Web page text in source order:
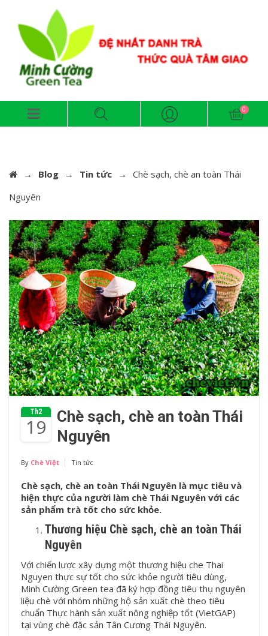
→ Blog → Tin tức →
Chè sạch, chè an toàn Thái
Nguyên
Th2
19
Chè sạch, chè an toàn Thái
Nguyên
By Chè Việt Tin tức
Chè sạch, chè an toàn Thái Nguyên là mục tiêu và
hiện thực của người làm chè Thái Nguyên với các
sản phẩm trà tốt cho sức khỏe.
Thương hiệu Chè sạch, chè an toàn Thái
Nguyên
Với chiến lược xây dựng một thương hiệu che Thai
Nguyen thực sự tốt cho sức khỏe người tiêu dùng,
Minh Cường Green tea đã ký hợp đồng tiêu thụ nguyên
liệu chè với nhóm những hộ sản xuất chè theo tiêu
chuẩn Thực hành sản xuất nông nghiệp tốt (VietGAP)
tại vùng chè đặc sản Tân Cương Thái Nguyên.